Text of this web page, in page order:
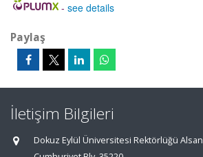
- see details
Paylaş
İletişim Bilgileri
Dokuz Eylül Üniversitesi Rektörlüğü